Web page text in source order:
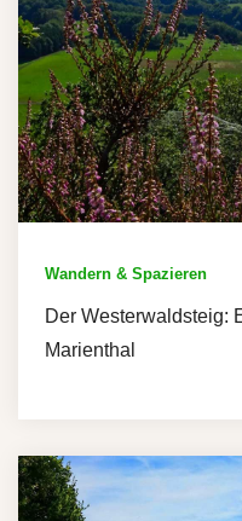
Wandern & Spazieren
Der Westerwaldsteig:
Marienthal